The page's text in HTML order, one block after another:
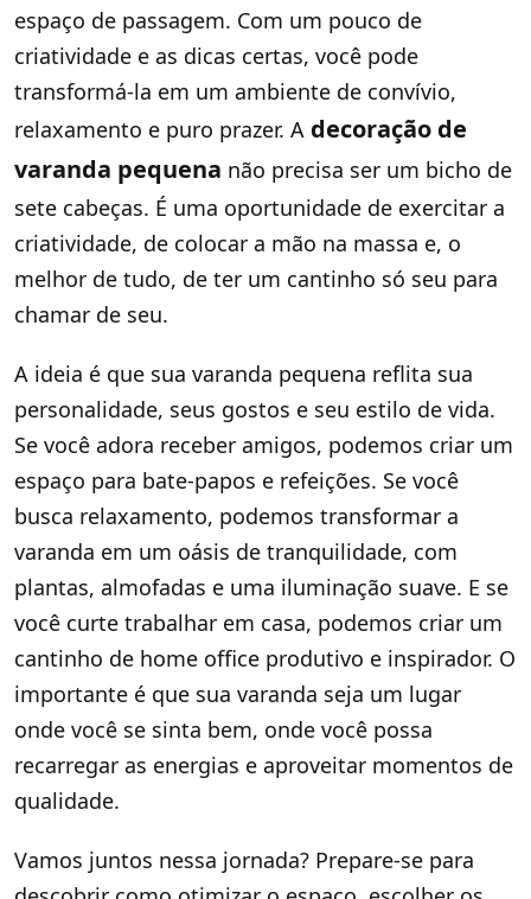
espaço de passagem. Com um pouco de
criatividade e as dicas certas, você pode
transformá-la em um ambiente de convívio,
relaxamento e puro prazer. A decoração de
varanda pequena não precisa ser um bicho de
sete cabeças. É uma oportunidade de exercitar a
criatividade, de colocar a mão na massa e, o
melhor de tudo, de ter um cantinho só seu para
chamar de seu.
A ideia é que sua varanda pequena reflita sua
personalidade, seus gostos e seu estilo de vida.
Se você adora receber amigos, podemos criar um
espaço para bate-papos e refeições. Se você
busca relaxamento, podemos transformar a
varanda em um oásis de tranquilidade, com
plantas, almofadas e uma iluminação suave. E se
você curte trabalhar em casa, podemos criar um
cantinho de home office produtivo e inspirador. O
importante é que sua varanda seja um lugar
onde você se sinta bem, onde você possa
recarregar as energias e aproveitar momentos de
qualidade.
Vamos juntos nessa jornada? Prepare-se para